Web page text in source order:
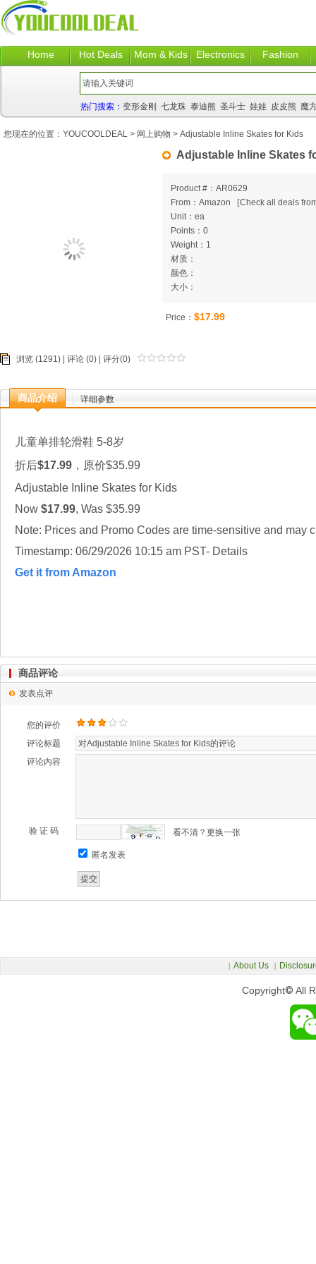
Home Hot Deals Mom & Kids Electronics Fashion
热门搜索： 变形金刚 七龙珠 泰迪熊 圣斗士 娃娃 皮皮熊 魔
Adjustable Inline Skates
Product #：AR0629
From：Amazon
[Check all deals
Unit：ea
Points：0
Weight：1
材质：
颜色：
大小：
Price： $17.99
浏览 (1291) | 评论 (0) | 评分(0)
商品介绍 详细参数
儿童单排轮滑鞋 5-8岁
折后$17.99 ，原价$35.99
Adjustable Inline Skates for Kids
Now $17.99, Was $35.99
Note: Prices and Promo Codes are time-sensitive and may
Timestamp: 06/29/2026 10:15 am PST- Details
Get it from Amazon
您现在的位置： YOUCOOLDEAL > 网上购物 > Adjustable Inline Skates for Kids
商品评论
发表点评
您的评价
评论标题
评论内容
验 证 码 看不清？更换一张
匿名发表
Copyright© All
| About Us |